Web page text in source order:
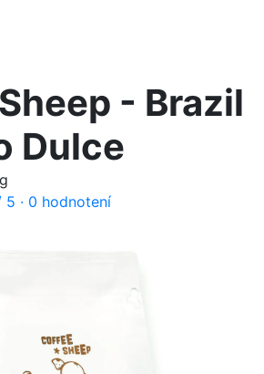
- Brazil
Dulce
5 · 0 hodnotení